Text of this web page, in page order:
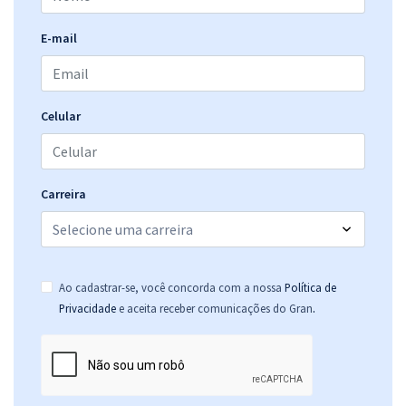
ALEGO - Assembleia Legislativa do Estado de Goiás -
R$ 367,92à vista
Economize R$ 91,98 (-20%)
ALEGO - Assembleia Legislativa do Estado de Goiás - Analista
Legislativo - Analista de Controle Externo em Contabilidade
ou 12x de
R$
Economize R$ 155,98 (-20%)
Comprar
E-mail
Celular
Carreira
Ao cadastrar-se, você concorda com a nossa Política de
Privacidade e aceita receber comunicações do Gran.